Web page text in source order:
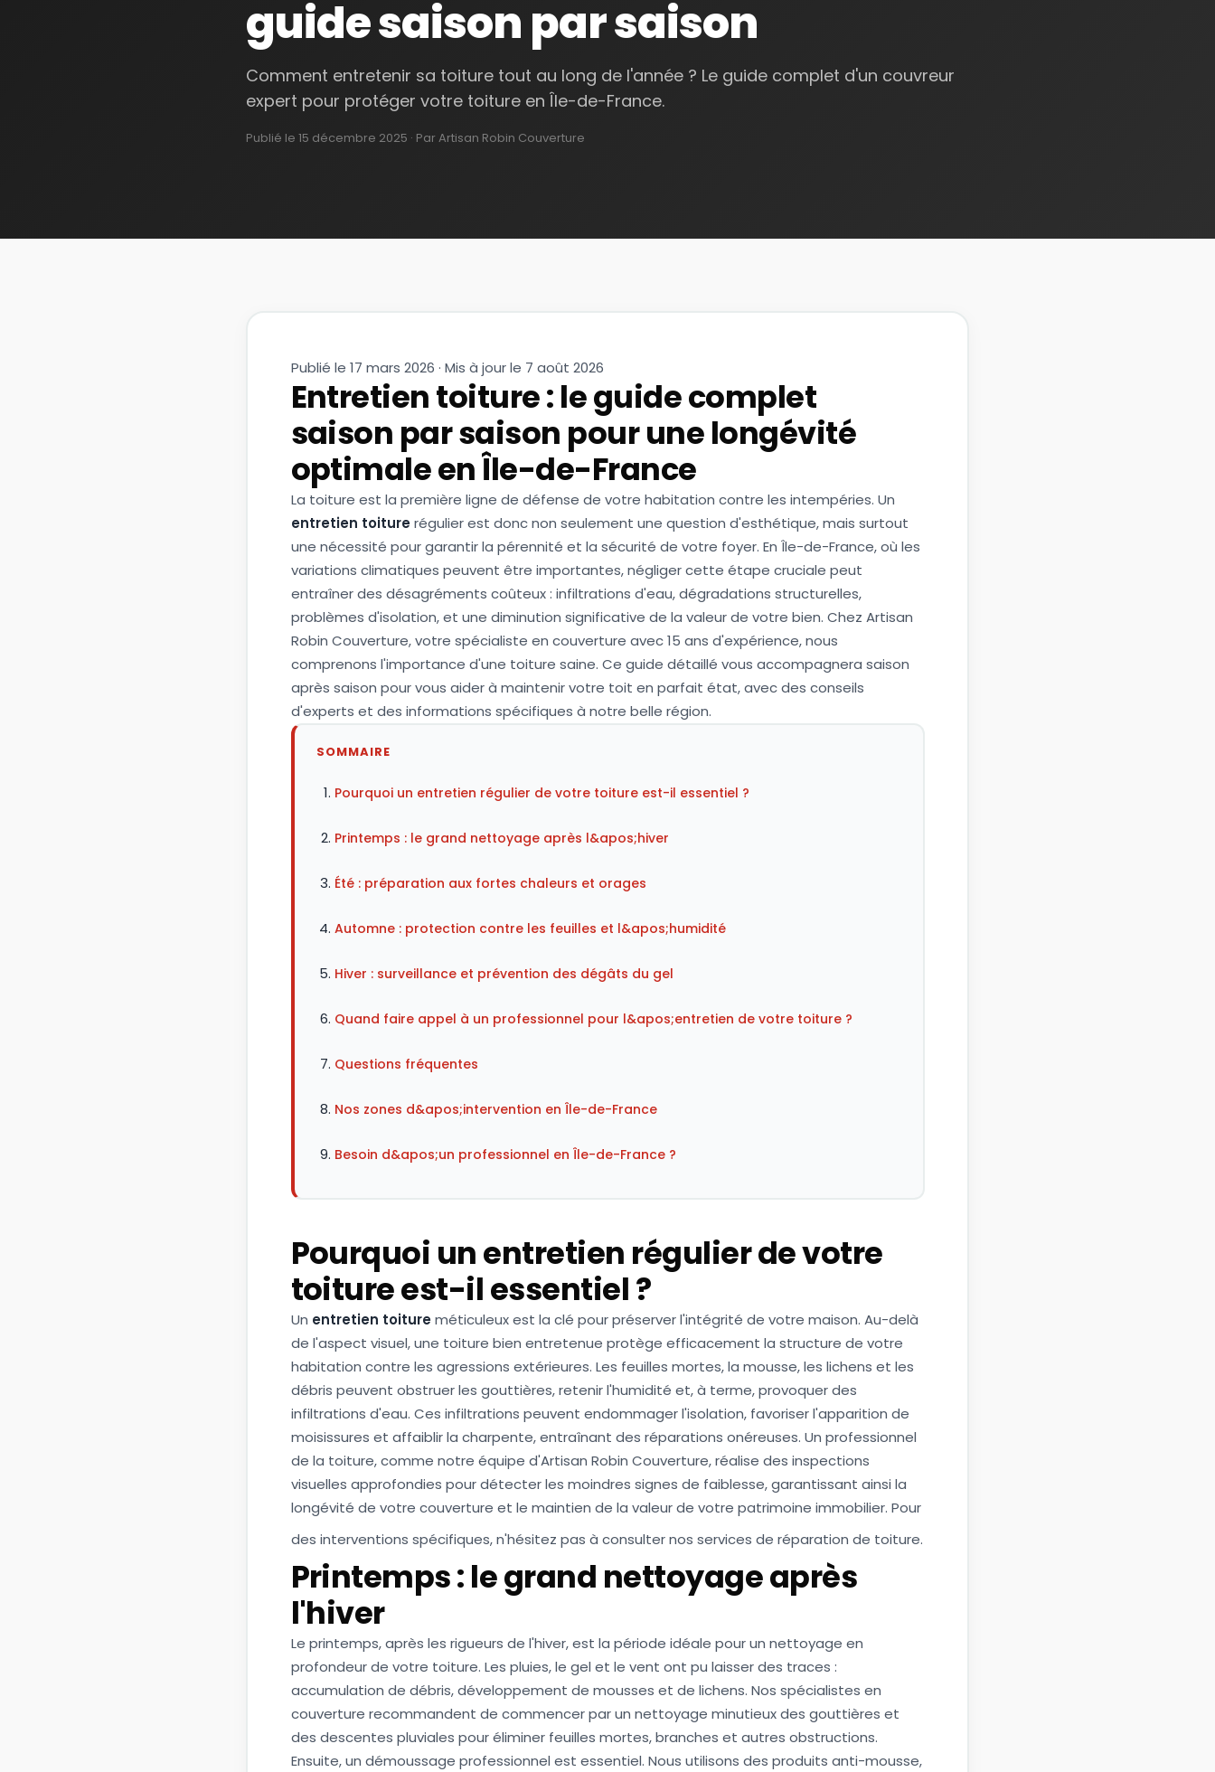
guide saison par saison
Comment entretenir sa toiture tout au long de l'année ? Le guide complet d'un couvreur
expert pour protéger votre toiture en Île-de-France.
Publié le 15 décembre 2025 · Par Artisan Robin Couverture
Publié le 17 mars 2026 · Mis à jour le 7 août 2026
Entretien toiture : le guide complet
saison par saison pour une longévité
optimale en Île-de-France
La toiture est la première ligne de défense de votre habitation contre les intempéries. Un
entretien toiturerégulier est donc non seulement une question d'esthétique, mais surtout
une nécessité pour garantir la pérennité et la sécurité de votre foyer. En Île-de-France, où les
variations climatiques peuvent être importantes, négliger cette étape cruciale peut
entraîner des désagréments coûteux : infiltrations d'eau, dégradations structurelles,
problèmes d'isolation, et une diminution significative de la valeur de votre bien. Chez Artisan
Robin Couverture, votre spécialiste en couverture avec 15 ans d'expérience, nous
comprenons l'importance d'une toiture saine. Ce guide détaillé vous accompagnera saison
après saison pour vous aider à maintenir votre toit en parfait état, avec des conseils
d'experts et des informations spécifiques à notre belle région.
SOMMAIRE
Pourquoi un entretien régulier de votre toiture est-il essentiel ?
Printemps : le grand nettoyage après l&apos;hiver
Été : préparation aux fortes chaleurs et orages
Automne : protection contre les feuilles et l&apos;humidité
Hiver : surveillance et prévention des dégâts du gel
Quand faire appel à un professionnel pour l&apos;entretien de votre toiture ?
Questions fréquentes
Nos zones d&apos;intervention en Île-de-France
Besoin d&apos;un professionnel en Île-de-France ?
Pourquoi un entretien régulier de votre
toiture est-il essentiel ?
Un entretien toitureméticuleux est la clé pour préserver l'intégrité de votre maison. Au-delà
de l'aspect visuel, une toiture bien entretenue protège efficacement la structure de votre
habitation contre les agressions extérieures. Les feuilles mortes, la mousse, les lichens et les
débris peuvent obstruer les gouttières, retenir l'humidité et, à terme, provoquer des
infiltrations d'eau. Ces infiltrations peuvent endommager l'isolation, favoriser l'apparition de
moisissures et affaiblir la charpente, entraînant des réparations onéreuses. Un professionnel
de la toiture, comme notre équipe d'Artisan Robin Couverture, réalise des inspections
visuelles approfondies pour détecter les moindres signes de faiblesse, garantissant ainsi la
longévité de votre couverture et le maintien de la valeur de votre patrimoine immobilier. Pour
des interventions spécifiques, n'hésitez pas à consulter nos services de réparation de toiture.
Printemps : le grand nettoyage après
l'hiver
Le printemps, après les rigueurs de l'hiver, est la période idéale pour un nettoyage en
profondeur de votre toiture. Les pluies, le gel et le vent ont pu laisser des traces :
accumulation de débris, développement de mousses et de lichens. Nos spécialistes en
couverture recommandent de commencer par un nettoyage minutieux des gouttières et
des descentes pluviales pour éliminer feuilles mortes, branches et autres obstructions.
Ensuite, un démoussage professionnel est essentiel. Nous utilisons des produits anti-mousse,